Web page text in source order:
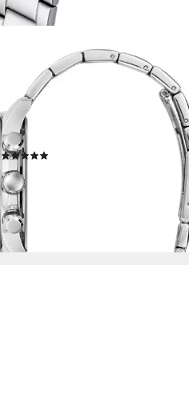
Multifunktionsuhr WALKER
GW0900G4, Quarzuhr, Armbanduhr,
Herrenuhr, Datum, Wochentag,
Edelstahlarmband
ab 119,00 €
-40%
lieferbar - in 2-3 Werktagen bei dir